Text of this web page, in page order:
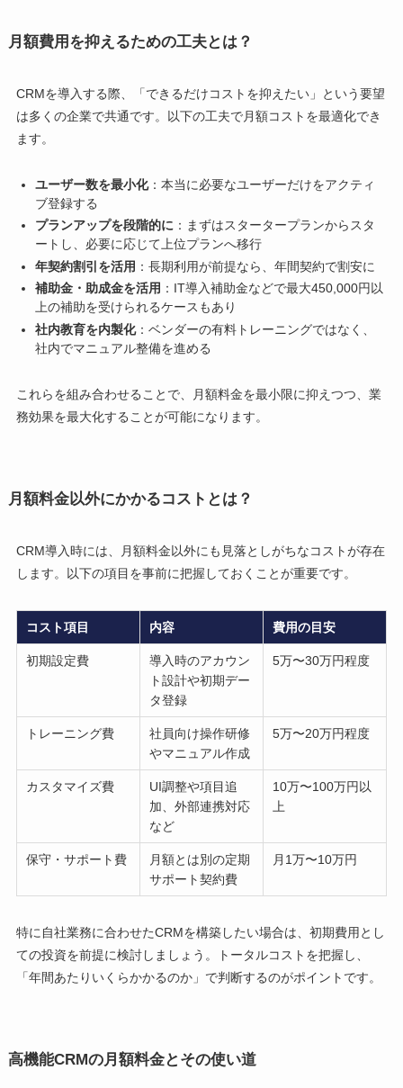
月額費用を抑えるための工夫とは？
CRMを導入する際、「できるだけコストを抑えたい」という要望
は多くの企業で共通です。以下の工夫で月額コストを最適化でき
ます。
ユーザー数を最小化：本当に必要なユーザーだけをアクティ
ブ登録する
プランアップを段階的に：まずはスタータープランからスタ
ートし、必要に応じて上位プランへ移行
年契約割引を活用 ：長期利用が前提なら、年間契約で割安に
補助金・助成金を活用 ：IT導入補助金などで最大450,000円以
上の補助を受けられるケースもあり
社内教育を内製化：ベンダーの有料トレーニングではなく、
社内でマニュアル整備を進める
これらを組み合わせることで、月額料金を最小限に抑えつつ、業
務効果を最大化することが可能になります。
月額料金以外にかかるコストとは？
CRM導入時には、月額料金以外にも見落としがちなコストが存在
します。以下の項目を事前に把握しておくことが重要です。
コスト項目 内容 費用の目安
初期設定費
導入時のアカウン
ト設計や初期デー
タ登録
5万〜30万円程度
トレーニング費
社員向け操作研修
やマニュアル作成
5万〜20万円程度
カスタマイズ費
UI調整や項目追
加、外部連携対応
など
10万〜100万円以
上
保守・サポート費
月額とは別の定期
サポート契約費
月1万〜10万円
特に自社業務に合わせたCRMを構築したい場合は、初期費用とし
ての投資を前提に検討しましょう。トータルコストを把握し、
「年間あたりいくらかかるのか」で判断するのがポイントです。
高機能CRMの月額料金とその使い道